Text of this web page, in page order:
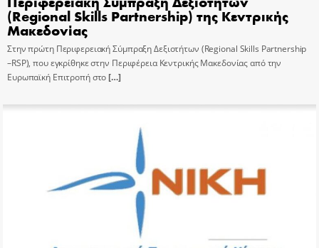
(Regional Skills Partnership) της Κεντρικής
Μακεδονίας
Στην πρώτη Περιφερειακή Σύμπραξη Δεξιοτήτων (Regional Skills Partnership
–RSP), που εγκρίθηκε στην Περιφέρεια Κεντρικής Μακεδονίας από την
Ευρωπαϊκή Επιτροπή στο[…]